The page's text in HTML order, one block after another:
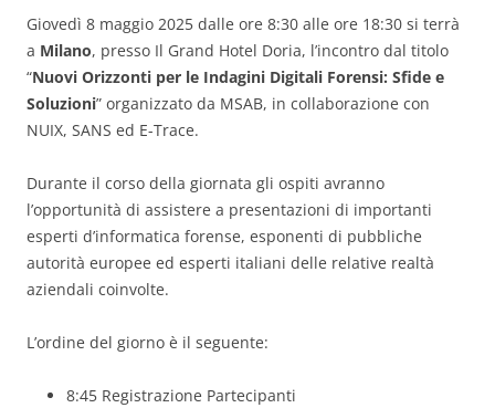
Giovedì 8 maggio 2025 dalle ore 8:30 alle ore 18:30 si terrà
a Milano, presso Il Grand Hotel Doria, l’incontro dal titolo
“Nuovi Orizzonti per le Indagini Digitali Forensi: Sfide e
Soluzioni” organizzato da MSAB, in collaborazione con
NUIX, SANS ed E-Trace.
Durante il corso della giornata gli ospiti avranno
l’opportunità di assistere a presentazioni di importanti
esperti d’informatica forense, esponenti di pubbliche
autorità europee ed esperti italiani delle relative realtà
aziendali coinvolte.
L’ordine del giorno è il seguente:
8:45 Registrazione Partecipanti